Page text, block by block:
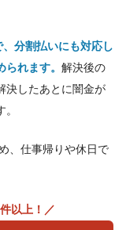
分割払いにも対応し
れます。 解決後の
決したあとに闇金が
、仕事帰りや休日で
以上！／